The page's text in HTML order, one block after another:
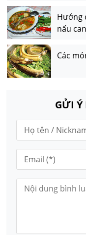
Hướng
nấu
Các
GỬI Ý